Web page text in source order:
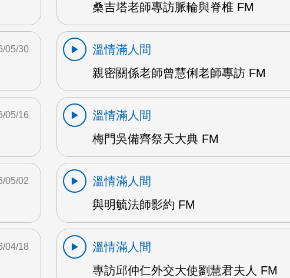
桑吉塔老師專訪脈輪與脊椎 FM
05/30
溫情滿人間
親密關係老師曾慧俐老師專訪 FM
05/16
溫情滿人間
梅門吳備齊祭天大典 FM
05/02
溫情滿人間
與明毓法師影約 FM
04/18
溫情滿人間
專訪邱仲仁外交大使劉慧君夫人 FM